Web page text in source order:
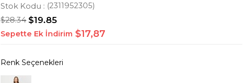
Stok Kodu (2311952305)
$28.34 $19.85
Sepette Ek İndirim $17,87